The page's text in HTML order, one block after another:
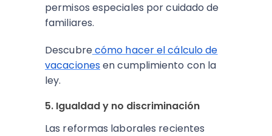
permisos especiales por cuidado de
familiares.
Descubrecómo hacer el cálculo de
vacacionesen cumplimiento con la
ley.
5. Igualdad y no discriminación
Las reformas laborales recientes